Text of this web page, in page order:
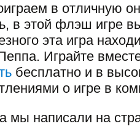
в отличную
в этой флэш игре
эта игра
Играйте
бесплатно и в
о игре в
мы написали на